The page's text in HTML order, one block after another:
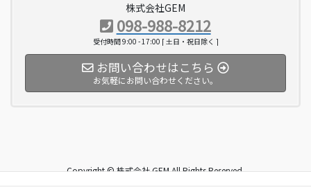
株式会社GEM
098-988-8212
受付時間 9:00 - 17:00 [ 土日・祝日除く ]
お問い合わせはこちら
お気軽にお問い合わせください。
Copyright © 株式会社 GEM All Rights Reserved.